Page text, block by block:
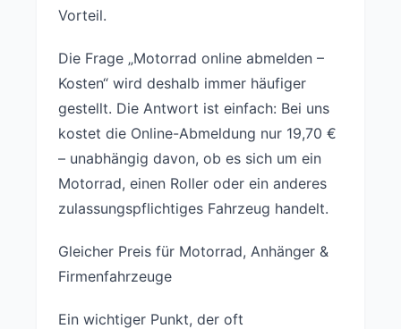
Vorteil.
Die Frage „Motorrad online abmelden –
Kosten“ wird deshalb immer häufiger
gestellt. Die Antwort ist einfach: Bei uns
kostet die Online-Abmeldung nur 19,70 €
– unabhängig davon, ob es sich um ein
Motorrad, einen Roller oder ein anderes
zulassungspflichtiges Fahrzeug handelt.
Gleicher Preis für Motorrad, Anhänger &
Firmenfahrzeuge
Ein wichtiger Punkt, der oft